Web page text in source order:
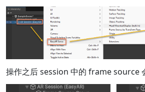
操作之后 session 中的 frame source